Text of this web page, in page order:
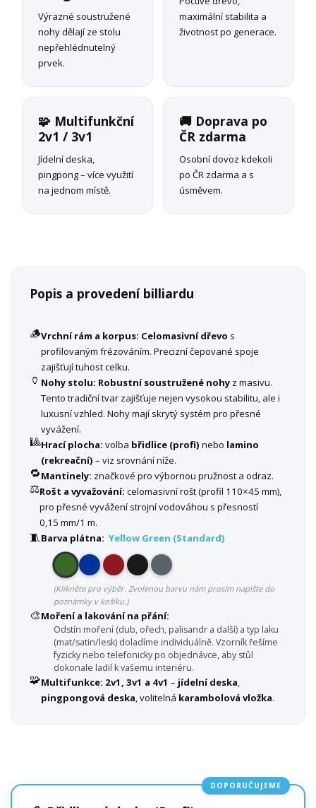
Výrazné soustružené
nohy dělají ze stolu
nepřehlédnutelný
prvek.
maximální stabilita a
životnost po generace.
🧩 Multifunkční
2v1 / 3v1
Jídelní deska,
pingpong – více využití
na jednom místě.
🚚 Doprava po
ČR zdarma
Osobní dovoz kdekoli
po ČR zdarma a s
úsměvem.
Popis a provedení billiardu
🪵Vrchní rám a korpus: Celomasivní dřevo s
profilovaným frézováním. Precizní čepované spoje
zajišťují tuhost celku.
🏺 Nohy stolu: Robustní soustružené nohy z masivu.
Tento tradiční tvar zajišťuje nejen vysokou stabilitu, ale i
luxusní vzhled. Nohy mají skrytý systém pro přesné
vyvážení.
🎱Hrací plocha: volba břidlice (profi) nebo lamino
(rekreační) – viz srovnání níže.
🔁Mantinely: značkové pro výbornou pružnost a odraz.
⚖️Rošt a vyvažování: celomasivní rošt (profil 110×45 mm),
pro přesné vyvážení strojní vodováhou s přesností
0,15 mm/1 m.
🧵Barva plátna: Yellow Green (Standard)
(Klikněte pro výběr. Zvolenou barvu nám prosím napište do
poznámky v košíku.)
🎨Moření a lakování na přání:
Odstín moření (dub, ořech, palisandr a další) a typ laku
(mat/satin/lesk) doladíme individuálně. Vzorník řešíme
fyzicky nebo telefonicky po objednávce, aby stůl
dokonale ladil k vašemu interiéru.
🧩Multifunkce: 2v1, 3v1 a 4v1 – jídelní deska,
pingpongová deska, volitelná karambolová vložka.
DOPORUČUJEME